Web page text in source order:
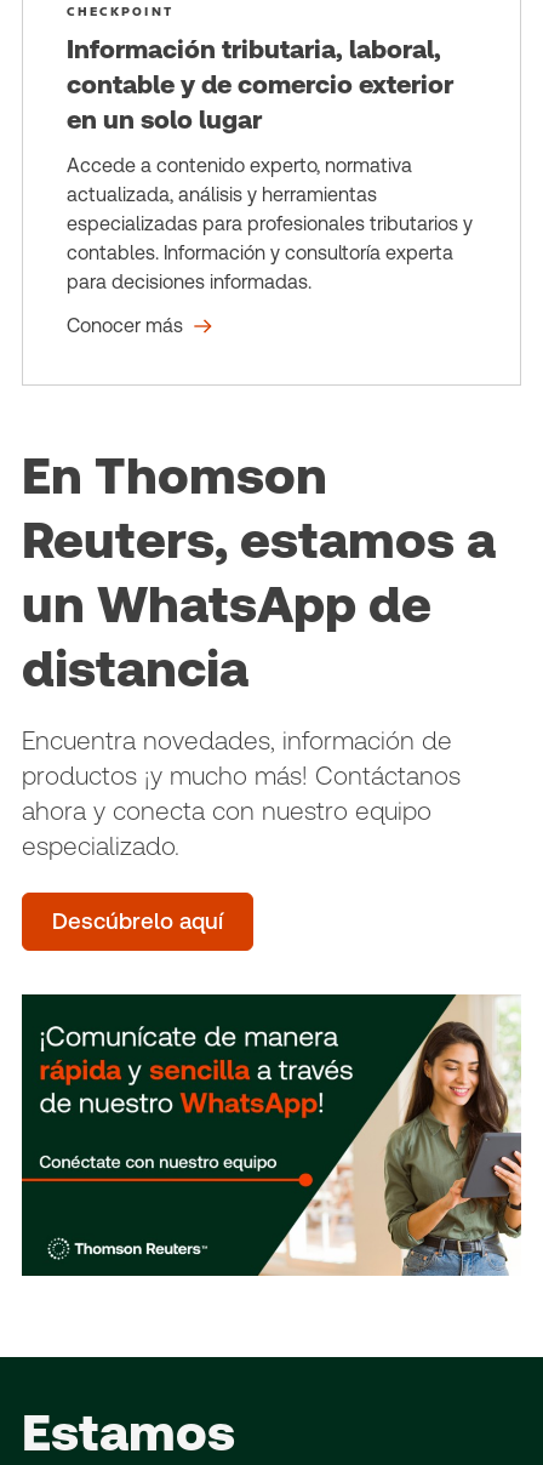
CHECKPOINT
Información tributaria, laboral,
contable y de comercio exterior
en un solo lugar
Accede a contenido experto, normativa
actualizada, análisis y herramientas
especializadas para profesionales tributarios y
contables. Información y consultoría experta
para decisiones informadas.
Conocer más
En Thomson
Reuters, estamos a
un WhatsApp de
distancia
Encuentra novedades, información de
productos ¡y mucho más! Contáctanos
ahora y conecta con nuestro equipo
especializado.
Descúbrelo aquí
Estamos